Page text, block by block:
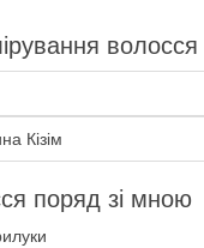
Кізім
поряд зі мною